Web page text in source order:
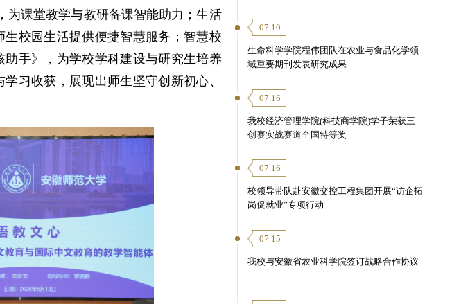
为课堂教学与教研备课智能助力；生活
校园生活提供便捷智慧服务；智慧校
手》，为学校学科建设与研究生培养
习收获，展现出师生坚守创新初心、
07.10
生命科学学院程伟团队在农业与食品化学领
域重要期刊发表研究成果
07.16
我校经济管理学院(科技商学院)学子荣获三
创赛实战赛道全国特等奖
07.16
校领导带队赴安徽交控工程集团开展“访企拓
岗促就业”专项行动
07.15
我校与安徽省农业科学院签订战略合作协议